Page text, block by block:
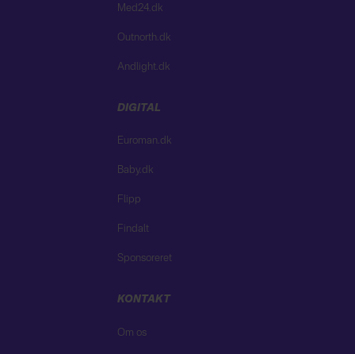
Med24.dk
Outnorth.dk
Andlight.dk
DIGITAL
Euroman.dk
Baby.dk
Flipp
Findalt
Sponsoreret
KONTAKT
Om os